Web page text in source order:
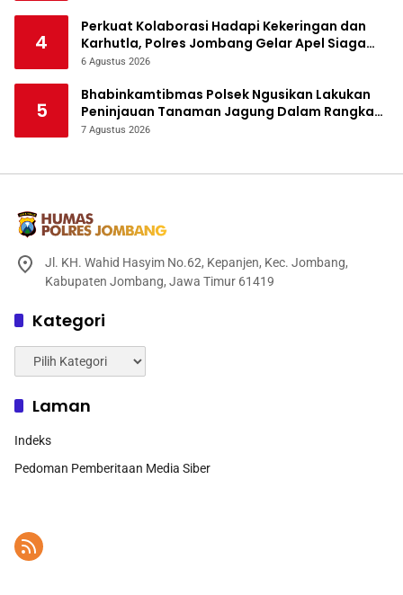
4
Perkuat Kolaborasi Hadapi Kekeringan dan
Karhutla, Polres Jombang Gelar Apel Siaga
Bencana
6 Agustus 2026
5
Bhabinkamtibmas Polsek Ngusikan Lakukan
Peninjauan Tanaman Jagung Dalam Rangka
Mendukung Ketahanan Pangan
7 Agustus 2026
Jl. KH. Wahid Hasyim No.62, Kepanjen, Kec. Jombang,
Kabupaten Jombang, Jawa Timur 61419
Kategori
Kategori
Laman
Indeks
Pedoman Pemberitaan Media Siber